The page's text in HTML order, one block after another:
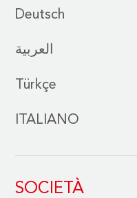
Deutsch
العربية
Türkçe
ITALIANO
SOCIETÀ